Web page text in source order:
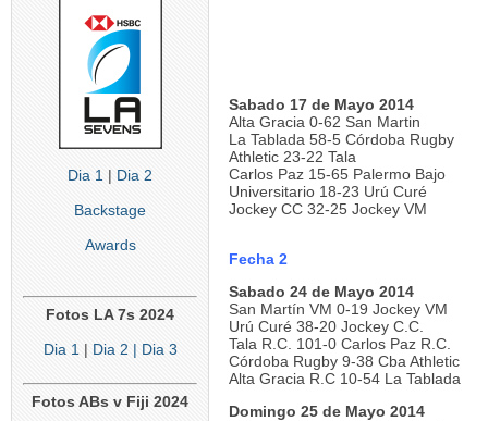
Dia 1 | Dia 2
Backstage
Awards
Fotos LA 7s 2024
Dia 1 | Dia 2 | Dia 3
Fotos ABs v Fiji 2024
Sabado 17 de Mayo 2014
Alta Gracia 0-62 San Martin
La Tablada 58-5 Córdoba Rugby
Athletic 23-22 Tala
Carlos Paz 15-65 Palermo Bajo
Universitario 18-23 Urú Curé
Jockey CC 32-25 Jockey VM
Fecha 2
Sabado 24 de Mayo 2014
San Martín VM 0-19 Jockey VM
Urú Curé 38-20 Jockey C.C.
Tala R.C. 101-0 Carlos Paz R.C.
Córdoba Rugby 9-38 Cba Athletic
Alta Gracia R.C 10-54 La Tablada
Domingo 25 de Mayo 2014